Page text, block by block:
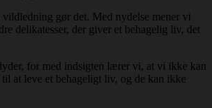
gør det. Med nydelse mener vi
delikatesser, der giver et behagelig liv, det
for med indsigten lærer vi, at vi ikke kan
at leve et behageligt liv, og de kan ikke